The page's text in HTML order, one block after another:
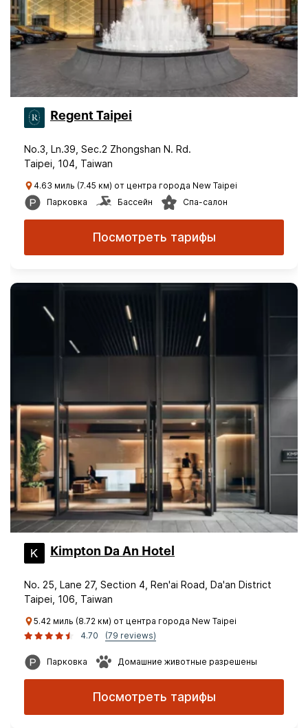
Regent Taipei
No.3, Ln.39, Sec.2 Zhongshan N. Rd.
Taipei, 104, Taiwan
4.63 миль (7.45 км) от центра города New Taipei
Парковка
Бассейн Спа-салон
Посмотреть тарифы
Kimpton Da An Hotel
No. 25, Lane 27, Section 4, Ren'ai Road, Da'an District
Taipei, 106, Taiwan
5.42 миль (8.72 км) от центра города New Taipei
4.70
(79 reviews)
Парковка Домашние животные разрешены
Посмотреть тарифы